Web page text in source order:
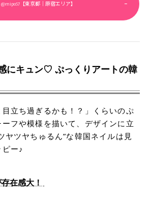
@mipo57【東京都｜原宿エリア】
にキュン♡ ぷっくりアートの韓
立ち過ぎるかも！？」くらいのぷ
フや模様を描いて、デザインに立
ヤツヤちゅるん”な韓国ネイルは見
ー♪
在感大！